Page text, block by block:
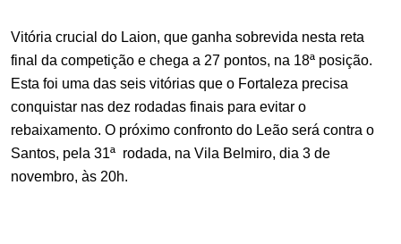
Vitória crucial do Laion, que ganha sobrevida nesta reta
final da competição e chega a 27 pontos, na 18ª posição.
Esta foi uma das seis vitórias que o Fortaleza precisa
conquistar nas dez rodadas finais para evitar o
rebaixamento. O próximo confronto do Leão será contra o
Santos, pela 31ª  rodada, na Vila Belmiro, dia 3 de
novembro, às 20h.